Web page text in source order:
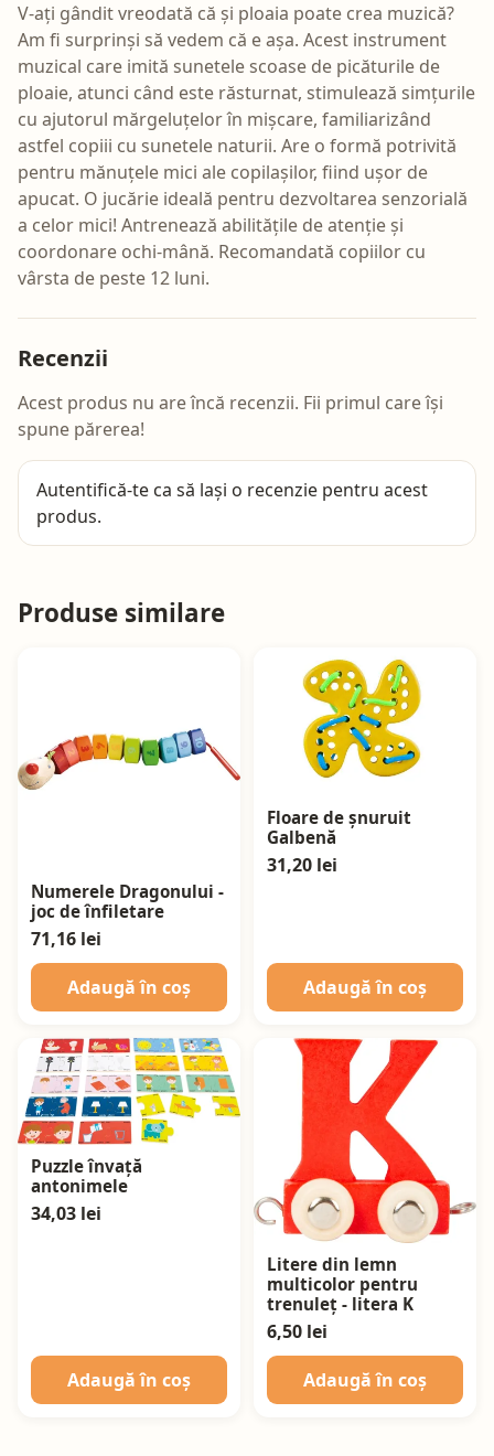
V-ați gândit vreodată că și ploaia poate crea muzică?
Am fi surprinși să vedem că e așa. Acest instrument
muzical care imită sunetele scoase de picăturile de
ploaie, atunci când este răsturnat, stimulează simțurile
cu ajutorul mărgeluțelor în mișcare, familiarizând
astfel copiii cu sunetele naturii. Are o formă potrivită
pentru mănuțele mici ale copilașilor, fiind ușor de
apucat. O jucărie ideală pentru dezvoltarea senzorială
a celor mici! Antrenează abilitățile de atenție și
coordonare ochi-mână. Recomandată copiilor cu
vârsta de peste 12 luni.
Recenzii
Acest produs nu are încă recenzii. Fii primul care își
spune părerea!
Autentifică-te ca să lași o recenzie pentru acest
produs.
Produse similare
Numerele Dragonului -
joc de înfiletare
71,16 lei
Adaugă în coș
Floare de șnuruit
Galbenă
31,20 lei
Adaugă în coș
Puzzle învață
antonimele
34,03 lei
Adaugă în coș
Litere din lemn
multicolor pentru
trenuleț - litera K
6,50 lei
Adaugă în coș